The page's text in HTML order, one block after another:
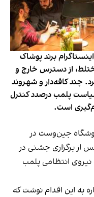
برند پوشاک
از دسترس خارج و
چند کافه‌‌دار و شهروند
پلمب درصدد کنترل
است.
جین‌وست در
شنبه ۱۹ مهر و پس از برگزاری جشنی در
نیروی انتظامی پلمب
به این اقدام نوشت که